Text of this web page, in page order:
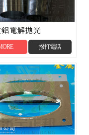
鋁電解拋光
撥打電話